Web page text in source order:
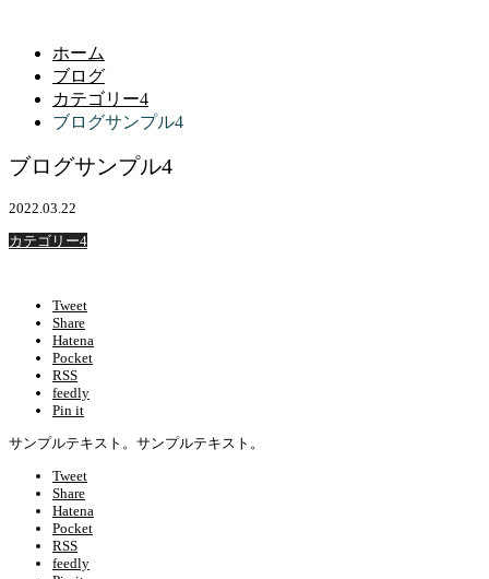
ホーム
ブログ
カテゴリー4
ブログサンプル4
ブログサンプル4
2022.03.22
カテゴリー4
Tweet
Share
Hatena
Pocket
RSS
feedly
Pin it
サンプルテキスト。サンプルテキスト。
Tweet
Share
Hatena
Pocket
RSS
feedly